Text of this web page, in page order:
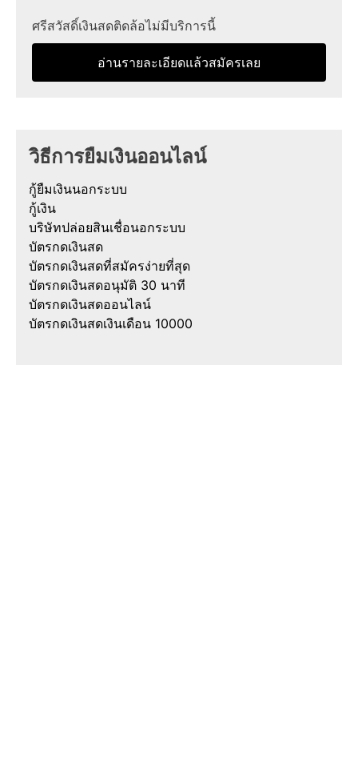
ศรีสวัสดิ์เงินสดติดล้อไม่มีบริการนี้
อ่านรายละเอียดแล้วสมัครเลย
วิธีการยืมเงินออนไลน์
กู้ยืมเงินนอกระบบ
กู้เงิน
บริษัทปล่อยสินเชื่อนอกระบบ
บัตรกดเงินสด
บัตรกดเงินสดที่สมัครง่ายที่สุด
บัตรกดเงินสดอนุมัติ 30 นาที
บัตรกดเงินสดออนไลน์
บัตรกดเงินสดเงินเดือน 10000